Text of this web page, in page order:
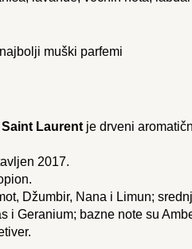
Laurentje drveni
2017.
Džumbir, Nana i Limun;
i Geranium; bazne note su